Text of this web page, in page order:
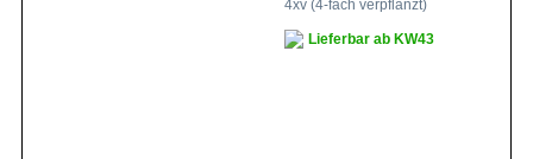
4xv (4-fach verpflanzt)
Lieferbar ab KW43